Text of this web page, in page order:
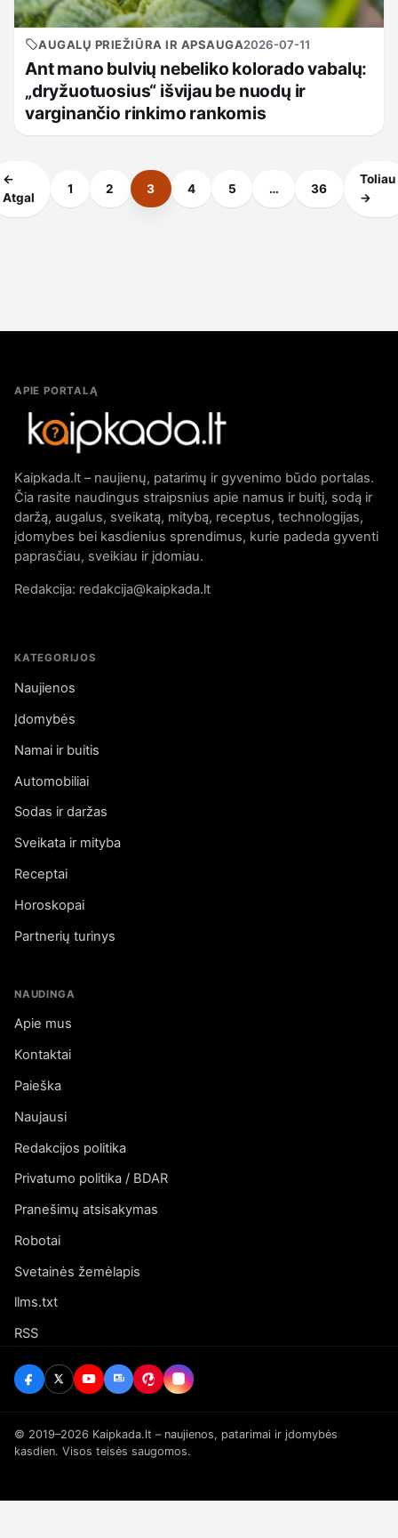
AUGALŲ PRIEŽIŪRA IR APSAUGA2026-07-11
Ant mano bulvių nebeliko kolorado vabalų:
„dryžuotuosius“ išvijau be nuodų ir
varginančio rinkimo rankomis
←
Atgal
1 2 3 4 5 … 36
Toliau
→
APIE PORTALĄ
Kaipkada.lt – naujienų, patarimų ir gyvenimo būdo portalas.
Čia rasite naudingus straipsnius apie namus ir buitį, sodą ir
daržą, augalus, sveikatą, mitybą, receptus, technologijas,
įdomybes bei kasdienius sprendimus, kurie padeda gyventi
paprasčiau, sveikiau ir įdomiau.
Redakcija: redakcija@kaipkada.lt
KATEGORIJOS
Naujienos
Įdomybės
Namai ir buitis
Automobiliai
Sodas ir daržas
Sveikata ir mityba
Receptai
Horoskopai
Partnerių turinys
NAUDINGA
Apie mus
Kontaktai
Paieška
Naujausi
Redakcijos politika
Privatumo politika / BDAR
Pranešimų atsisakymas
Robotai
Svetainės žemėlapis
llms.txt
RSS
© 2019–2026 Kaipkada.lt – naujienos, patarimai ir įdomybės
kasdien. Visos teisės saugomos.